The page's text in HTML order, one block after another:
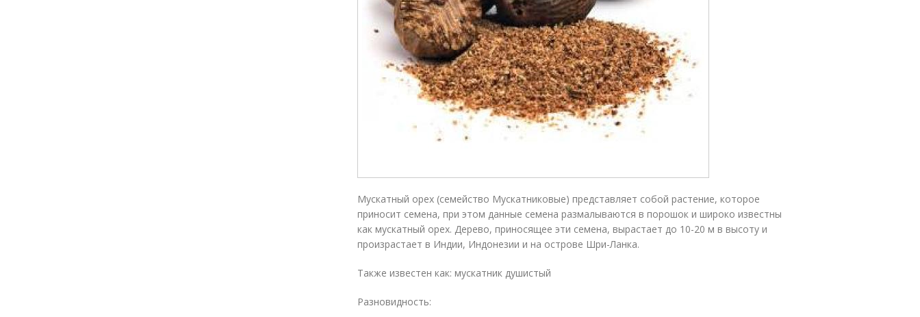
Мускатный орех (семейство Мускатниковые) представляет собой растение, которое
приносит семена, при этом данные семена размалываются в порошок и широко известны
как мускатный орех. Дерево, приносящее эти семена, вырастает до 10-20 м в высоту и
произрастает в Индии, Индонезии и на острове Шри-Ланка.
Также известен как: мускатник душистый
Разновидность: